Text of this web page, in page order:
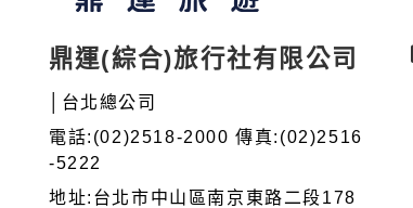
鼎運(綜合)旅行社有限公司
│台北總公司
電話:(02)2518-2000 傳真:(02)2516
-5222
地址:台北市中山區南京東路二段178